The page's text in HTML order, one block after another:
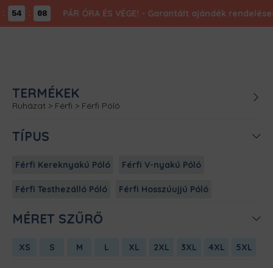
54 : 08 PÁR ÓRA ÉS VÉGE! - Garantált ajándék
TERMÉKEK
Ruházat > Férfi > Férfi Póló
TÍPUS
Férfi Kereknyakú Póló Férfi V-nyakú Póló
Férfi Testhezálló Póló Férfi Hosszúujjú Póló
MÉRET SZŰRŐ
XS S M L XL 2XL 3XL 4XL 5XL